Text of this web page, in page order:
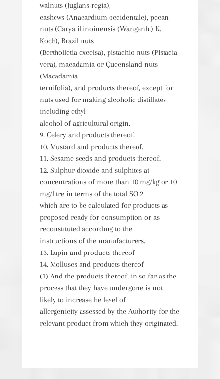
walnuts (Juglans regia),
cashews (Anacardium occidentale), pecan
nuts (Carya illinoinensis (Wangenh.) K.
Koch), Brazil nuts
(Bertholletia excelsa), pistachio nuts (Pistacia
vera), macadamia or Queensland nuts
(Macadamia
ternifolia), and products thereof, except for
nuts used for making alcoholic distillates
including ethyl
alcohol of agricultural origin.
9. Celery and products thereof.
10. Mustard and products thereof.
11. Sesame seeds and products thereof.
12. Sulphur dioxide and sulphites at
concentrations of more than 10 mg/kg or 10
mg/litre in terms of the total SO 2
which are to be calculated for products as
proposed ready for consumption or as
reconstituted according to the
instructions of the manufacturers.
13. Lupin and products thereof
14. Molluscs and products thereof
(1) And the products thereof, in so far as the
process that they have undergone is not
likely to increase he level of
allergenicity assessed by the Authority for the
relevant product from which they originated.